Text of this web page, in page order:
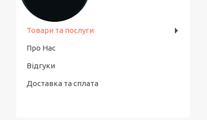
Товари та послуги
Про Нас
Відгуки
Доставка та сплата